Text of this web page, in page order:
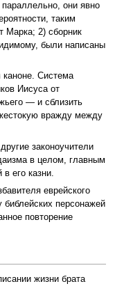
параллельно, они явно
таким
Марка; 2) сборник
были написаны
каноне. Система
Иисуса от
— и сблизить
вражду между
законоучители
в целом, главным
его казни.
еврейского
персонажей
повторение
жизни брата